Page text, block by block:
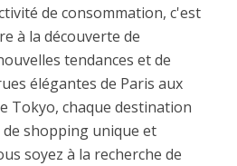
de consommation, c'est
à la découverte de
tendances et de
élégantes de Paris aux
Tokyo, chaque destination
shopping unique et
soyez à la recherche de